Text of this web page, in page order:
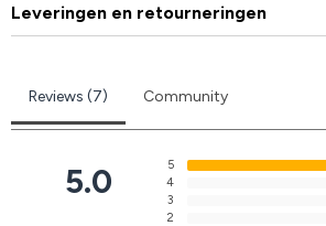
Leveringen en retourneringen
Reviews (7) Community
5.0 5
4
3
2